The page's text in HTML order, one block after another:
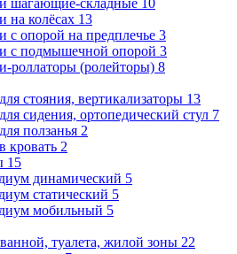
на колёсах 13
с опорой на предплечье 3
с подмышечной опорой 3
роллаторы (ролейторы) 8
стояния, вертикализаторы 13
сидения, ортопедический стул 7
ползанья 2
кровать 2
15
динамический 5
статический 5
мобильный 5
туалета, жилой зоны 22